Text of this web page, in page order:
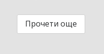
Прочети още